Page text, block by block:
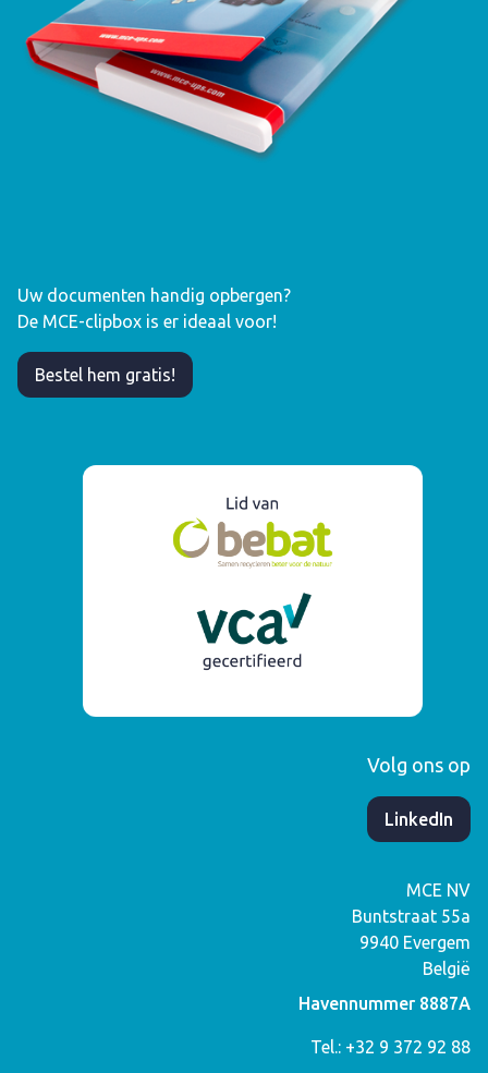
Uw documenten handig opbergen?
De MCE-clipbox is er ideaal voor!
Bestel hem gratis!
Volg ons op
​LinkedIn
MCE NV
Buntstraat 55a
9940 Evergem
België
Havennummer 8887A
Tel.: +32 9 372 92 88